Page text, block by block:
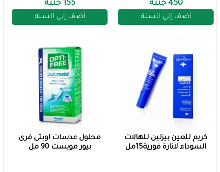
450 جنيه
أضف إلى السلة
155 جنيه
أضف إلى السلة
كريم للعين بيزلين للهالات
السوداء لانارة فورية15مل
محلول عدسات اوبتى فرى
بيور مويست 90 مل